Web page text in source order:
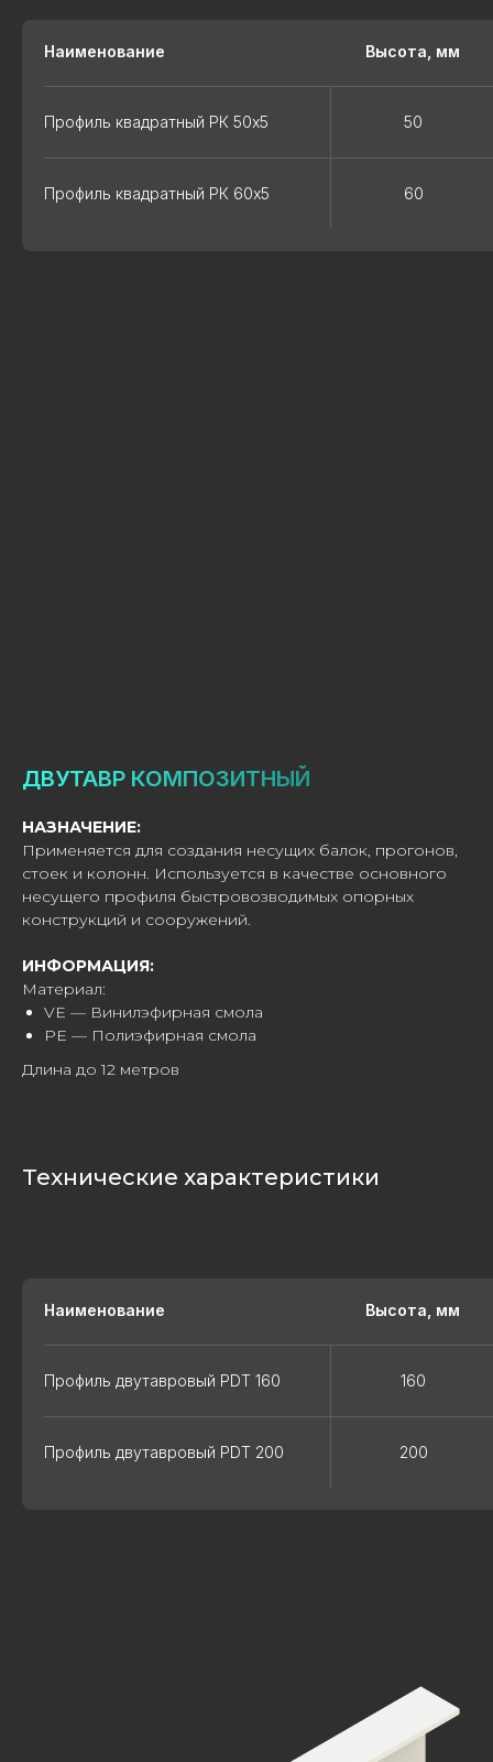
Наименование Высота, мм
Профиль квадратный РК 50х5 50
Профиль квадратный РК 60х5 60
ДВУТАВР КОМПОЗИТНЫЙ
НАЗНАЧЕНИЕ:
Применяется для создания несущих балок, прогонов,
стоек и колонн. Используется в качестве основного
несущего профиля быстровозводимых опорных
конструкций и сооружений.
ИНФОРМАЦИЯ:
Материал:
VE — Винилэфирная смола
PE — Полиэфирная смола
Длина до 12 метров
Технические характеристики
Наименование Высота, мм
Профиль двутавровый PDT 160 160
Профиль двутавровый PDT 200 200